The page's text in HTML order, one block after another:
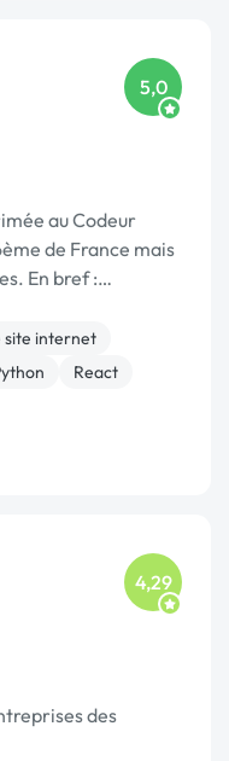
5,0
au Codeur
de France mais
En bref :
site internet
React
4,29
des